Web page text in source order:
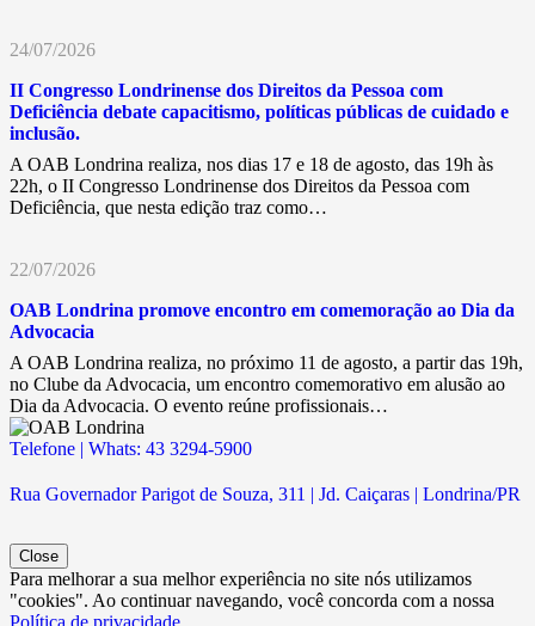
24/07/2026
II Congresso Londrinense dos Direitos da Pessoa com
Deficiência debate capacitismo, políticas públicas de cuidado e
inclusão.
A OAB Londrina realiza, nos dias 17 e 18 de agosto, das 19h às
22h, o II Congresso Londrinense dos Direitos da Pessoa com
Deficiência, que nesta edição traz como…
22/07/2026
OAB Londrina promove encontro em comemoração ao Dia da
Advocacia
A OAB Londrina realiza, no próximo 11 de agosto, a partir das 19h,
no Clube da Advocacia, um encontro comemorativo em alusão ao
Dia da Advocacia. O evento reúne profissionais…
Telefone | Whats: 43 3294-5900
Rua Governador Parigot de Souza, 311 | Jd. Caiçaras | Londrina/PR
Close
Para melhorar a sua melhor experiência no site nós utilizamos
"cookies". Ao continuar navegando, você concorda com a nossa
Política de privacidade